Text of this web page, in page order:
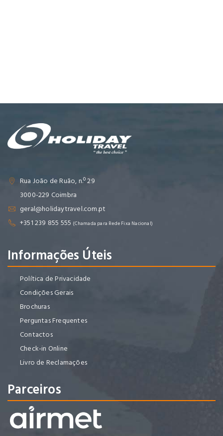
Rua João de Ruão, n.º 29
3000-229 Coimbra
geral@holidaytravel.com.pt
+351 239 855 555 (Chamada para Rede Fixa Nacional)
Informações Úteis
Política de Privacidade
Condições Gerais
Brochuras
Perguntas Frequentes
Contactos
Check-in Online
Livro de Reclamações
Parceiros